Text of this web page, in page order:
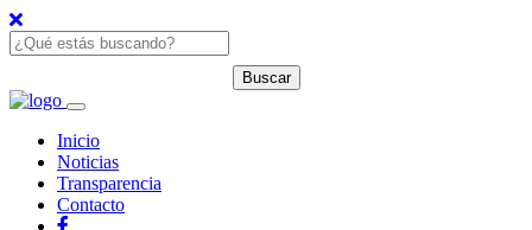
Inicio
Noticias
Transparencia
Contacto